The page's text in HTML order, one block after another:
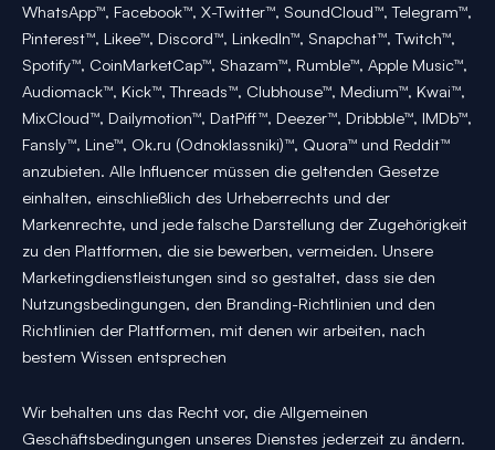
WhatsApp™, Facebook™, X-Twitter™, SoundCloud™, Telegram™,
Pinterest™, Likee™, Discord™, LinkedIn™, Snapchat™, Twitch™,
Spotify™, CoinMarketCap™, Shazam™, Rumble™, Apple Music™,
Audiomack™, Kick™, Threads™, Clubhouse™, Medium™, Kwai™,
MixCloud™, Dailymotion™, DatPiff™, Deezer™, Dribbble™, IMDb™,
Fansly™, Line™, Ok.ru (Odnoklassniki)™, Quora™ und Reddit™
anzubieten. Alle Influencer müssen die geltenden Gesetze
einhalten, einschließlich des Urheberrechts und der
Markenrechte, und jede falsche Darstellung der Zugehörigkeit
zu den Plattformen, die sie bewerben, vermeiden. Unsere
Marketingdienstleistungen sind so gestaltet, dass sie den
Nutzungsbedingungen, den Branding-Richtlinien und den
Richtlinien der Plattformen, mit denen wir arbeiten, nach
bestem Wissen entsprechen
Wir behalten uns das Recht vor, die Allgemeinen
Geschäftsbedingungen unseres Dienstes jederzeit zu ändern.